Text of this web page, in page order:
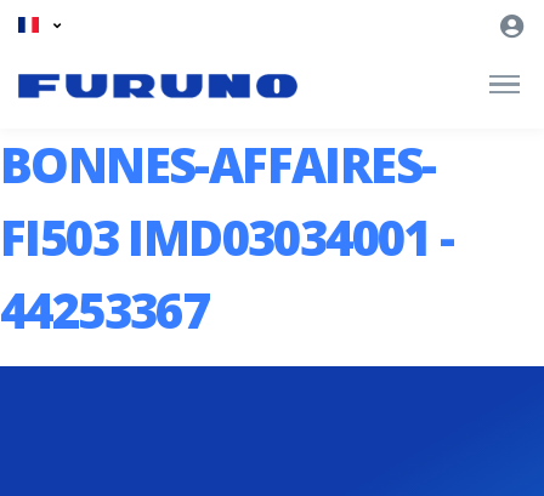
BONNES-AFFAIRES-
FI503 IMD03034001 -
44253367